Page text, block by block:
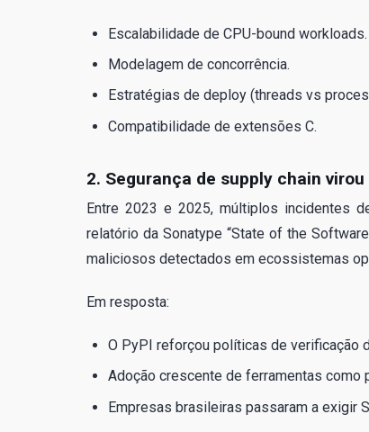
Escalabilidade de CPU-bound workloads.
Modelagem de concorrência.
Estratégias de deploy (threads vs
Compatibilidade de extensões C.
2. Segurança de supply chain
Entre 2023 e 2025, múltiplos incidentes
relatório da Sonatype “State of the
maliciosos detectados em ecossistemas
Em resposta:
O PyPI reforçou políticas de verificação
Adoção crescente de ferramentas como
Empresas brasileiras passaram a exigir